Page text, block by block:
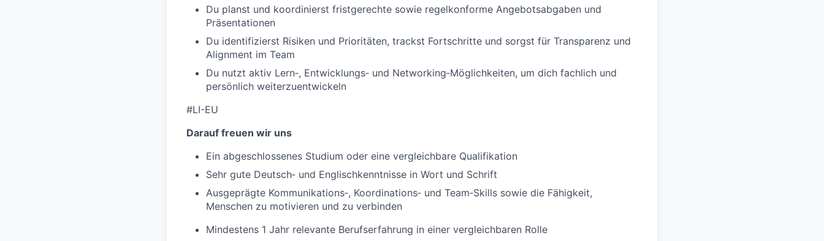
Du planst und koordinierst fristgerechte sowie regelkonforme Angebotsabgaben und
Präsentationen
Du identifizierst Risiken und Prioritäten, trackst Fortschritte und sorgst für Transparenz und
Alignment im Team
Du nutzt aktiv Lern‑, Entwicklungs‑ und Networking‑Möglichkeiten, um dich fachlich und
persönlich weiterzuentwickeln
#LI-EU
Darauf freuen wir uns
Ein abgeschlossenes Studium oder eine vergleichbare Qualifikation
Sehr gute Deutsch‑ und Englischkenntnisse in Wort und Schrift
Ausgeprägte Kommunikations‑, Koordinations‑ und Team‑Skills sowie die Fähigkeit,
Menschen zu motivieren und zu verbinden
Mindestens 1 Jahr relevante Berufserfahrung in einer vergleichbaren Rolle